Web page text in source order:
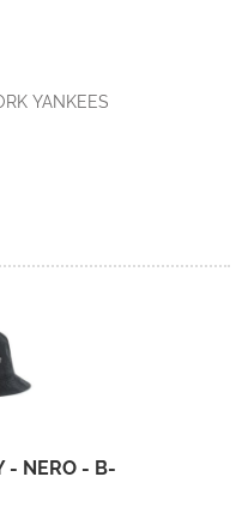
YANKEES
- NERO - B-